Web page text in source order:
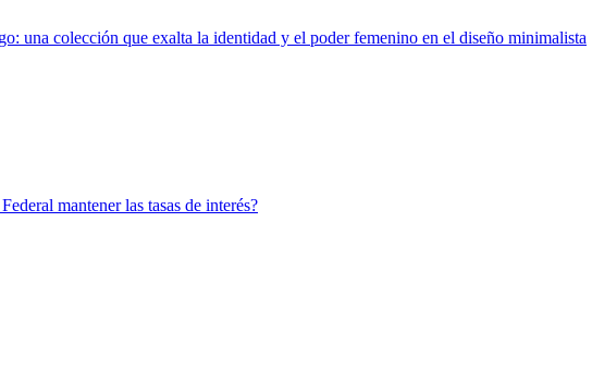
una colección que exalta la identidad y el poder femenino en el diseño minimalista
mantener las tasas de interés?